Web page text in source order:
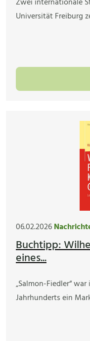
Universität Freiburg
06.02.2026
Buchtipp:
eines...
„Salmon-Fiedler“
Jahrhunderts ein